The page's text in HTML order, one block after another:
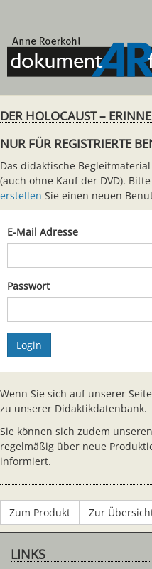
springen
DER HOLOCAUST –
NUR FÜR REGISTRIERTE
Das didaktische
(auch ohne Kauf der DVD).
erstellen Sie einen neuen
E-Mail Adresse
Passwort
Login
Wenn Sie sich auf unserer Seite
zu unserer Didaktikdatenbank.
Sie können sich zudem
regelmäßig über neue
informiert.
Zum Produkt Zur
LINKS